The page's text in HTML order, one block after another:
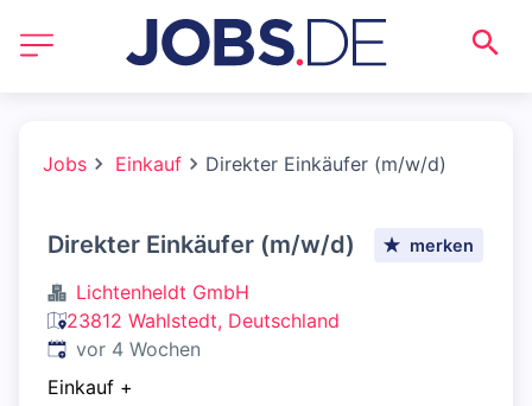
Jobs Einkauf Direkter Einkäufer (m/w/d)
Direkter Einkäufer (m/w/d) merken
Lichtenheldt GmbH
23812 Wahlstedt, Deutschland
Veröffentlicht:
vor 4 Wochen
Einkauf +